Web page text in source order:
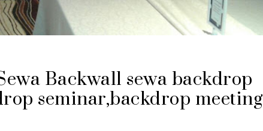
Backwall sewa backdrop
seminar,backdrop meeting